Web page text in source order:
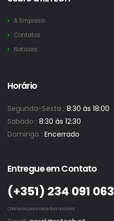
A Empresa
Contatos
Notícias
Horário
Segunda-Sexta : 8:30 às 18:00
Sabádo : 8:30 às 12:30
Domingo : Encerrado
Entregue em Contato
(+351)­ 234 091 063
Chamada para rede fixa nacional